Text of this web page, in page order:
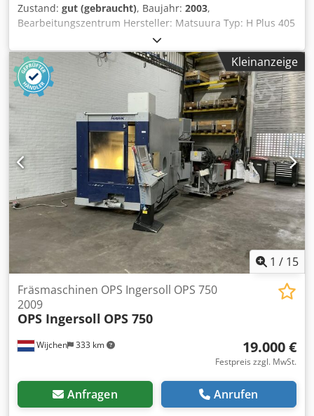
Zustand: gut (gebraucht), Baujahr: 2003,
Bearbeitungszentrum Hersteller: Matsuura Typ: H Plus 405
PC6 Baujahr: 2003 CNC-Steuerung: Fanuc G-Tech 16i
Verfahrwege: X/Y/Z: 600 x 600 x 600 mm Tischgröße: 500 x
500 mm 6-fach Palettenwechsler Werkzeugmagazin: 120-
fach 4. Achse Knoll Hochdruckanlage Innenkühlung 70 bar
Cjdpfxjltlx Ns Aizorf 3826ä
Kleinanzeige
1 / 15
Wijchen 333 km
Fräsmaschinen OPS Ingersoll OPS 750
2009
OPS Ingersoll OPS 750
19.000 €
Festpreis zzgl. MwSt.
Anfragen Anrufen